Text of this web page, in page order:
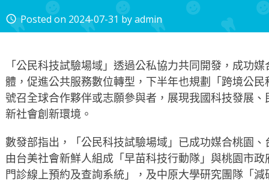
access_time Posted on 2024-07-31 byadmin
「公民科技試驗場域」透過公私協力共同開發，成功
體，促進公共服務數位轉型，下半年也規劃「跨境公
號召全球合作夥伴或志願參與者，展現我國科技發展
新社會創新環境。
數發部指出，「公民科技試驗場域」已成功媒合桃園
由台美社會新鮮人組成「早苗科技行動隊」與桃園市
門診線上預約及查詢系統」，及中原大學研究團隊「